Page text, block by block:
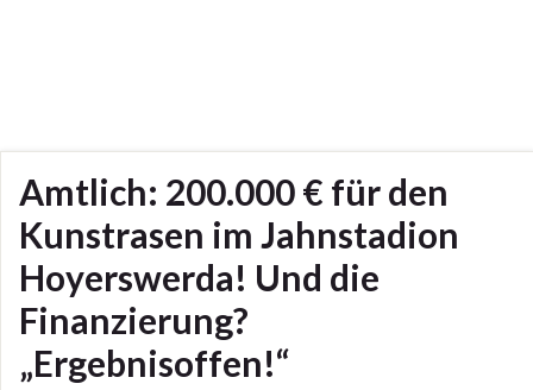
Amtlich: 200.000 € für den
Kunstrasen im Jahnstadion
Hoyerswerda! Und die
Finanzierung?
„Ergebnisoffen!“